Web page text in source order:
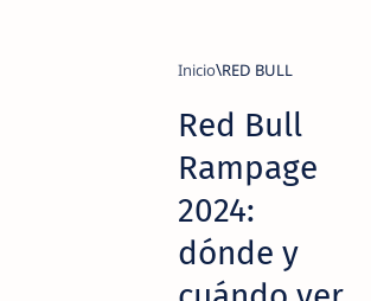
Inicio RED BULL
Red Bull
Rampage
2024:
dónde y